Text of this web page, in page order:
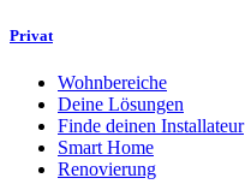
Privat
Wohnbereiche
Deine Lösungen
Finde deinen Installateur
Smart Home
Renovierung